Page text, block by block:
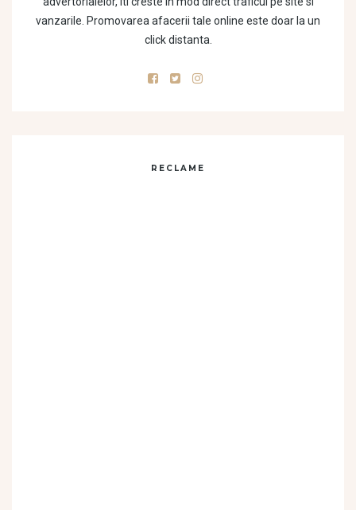
vanzarile. Promovarea afacerii tale online este doar la un
click distanta.
RECLAME